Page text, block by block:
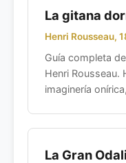
La gitana
Henri Rousseau,
Guía completa
Henri Rousseau.
imaginería
La Gran